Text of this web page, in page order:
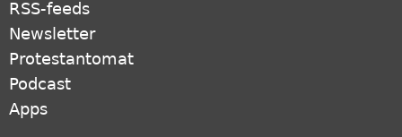
Newsletter
Protestantomat
Podcast
Apps